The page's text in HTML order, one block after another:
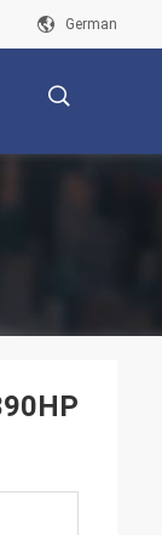
German